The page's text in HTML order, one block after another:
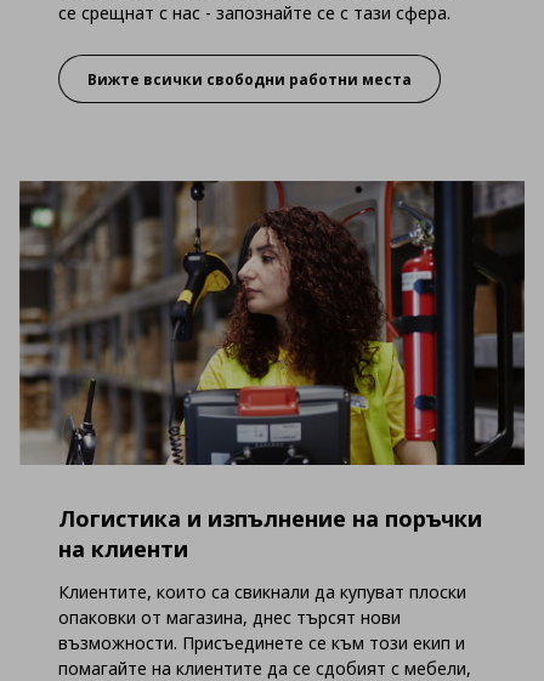
се срещнат с нас - запознайте се с тази сфера.
Вижте всички свободни работни места
Логистика и изпълнение на поръчки
на клиенти
Клиентите, които са свикнали да купуват плоски
опаковки от магазина, днес търсят нови
възможности. Присъединете се към този екип и
помагайте на клиентите да се сдобият с мебели,